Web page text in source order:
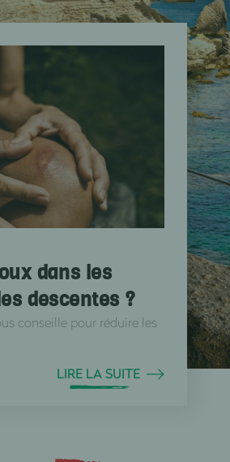
dans les
descentes ?
conseille pour réduire les
LIRE LA SUITE